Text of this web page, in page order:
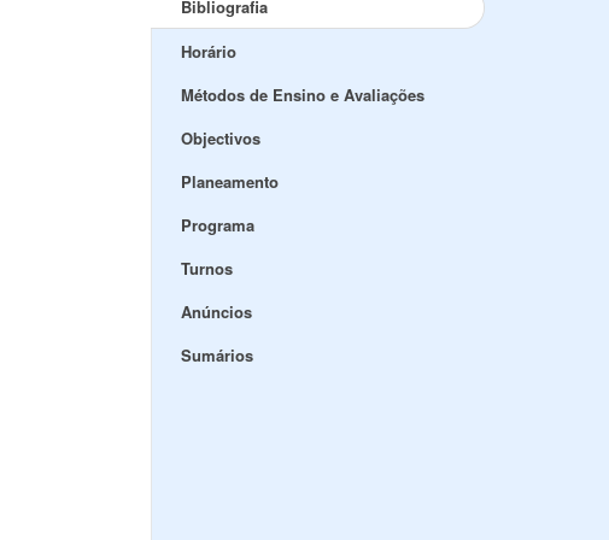
Bibliografia
Horário
Métodos de Ensino e Avaliações
Objectivos
Planeamento
Programa
Turnos
Anúncios
Sumários